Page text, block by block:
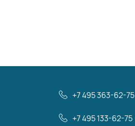
+7 495 363-62-75
+7 495 133-62-75